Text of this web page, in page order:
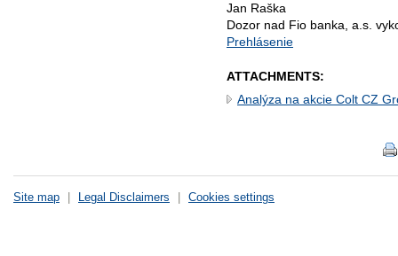
Jan Raška
Dozor nad Fio banka, a.s.
Prehlásenie
ATTACHMENTS:
Analýza na akcie Colt CZ
Site map Legal Disclaimers Cookies settings